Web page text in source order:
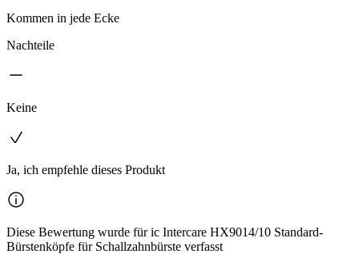
Kommen in jede Ecke
Nachteile
Keine
Ja, ich empfehle dieses Produkt
Diese Bewertung wurde für ic Intercare HX9014/10 Standard-
Bürstenköpfe für Schallzahnbürste verfasst